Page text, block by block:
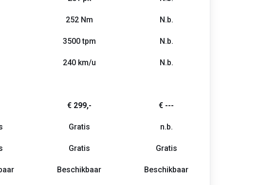
252 Nm N.b.
3500 tpm N.b.
240 km/u N.b.
€ 299,- € ---
Gratis n.b.
Gratis Gratis
Beschikbaar Beschikbaar